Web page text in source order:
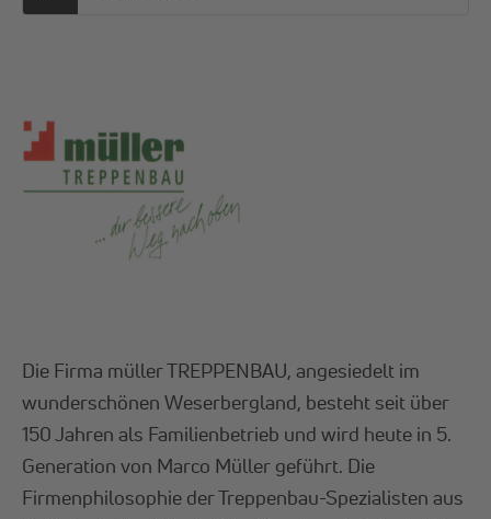
Die Firma müller TREPPENBAU, angesiedelt im
wunderschönen Weserbergland, besteht seit über
150 Jahren als Familienbetrieb und wird heute in 5.
Generation von Marco Müller geführt. Die
Firmenphilosophie der Treppenbau-Spezialisten aus